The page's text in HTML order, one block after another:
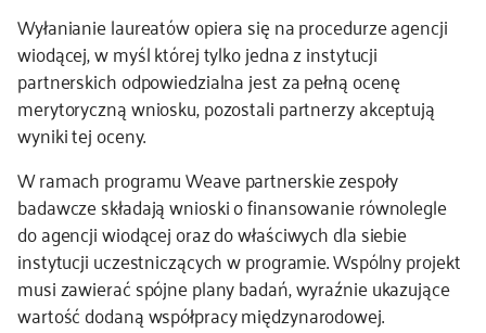
Wyłanianie laureatów opiera się na procedurze agencji
wiodącej, w myśl której tylko jedna z instytucji
partnerskich odpowiedzialna jest za pełną ocenę
merytoryczną wniosku, pozostali partnerzy akceptują
wyniki tej oceny.
W ramach programu Weave partnerskie zespoły
badawcze składają wnioski o finansowanie równolegle
do agencji wiodącej oraz do właściwych dla siebie
instytucji uczestniczących w programie. Wspólny projekt
musi zawierać spójne plany badań, wyraźnie ukazujące
wartość dodaną współpracy międzynarodowej.